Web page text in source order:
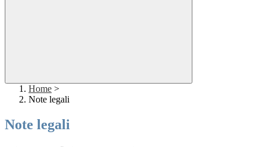
Home >
Note legali
Note legali